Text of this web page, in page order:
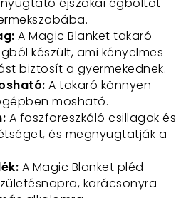
A Magic Blanket takaró
készült, ami kényelmes
biztosít a gyermekednek.
A takaró könnyen
mosható.
A foszforeszkáló csillagok és
és megnyugtatják a
A Magic Blanket pléd
karácsonyra